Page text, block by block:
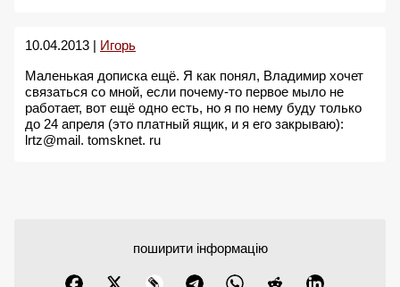
10.04.2013 | Игорь
Маленькая дописка ещё. Я как понял, Владимир хочет
связаться со мной, если почему-то первое мыло не
работает, вот ещё одно есть, но я по нему буду только
до 24 апреля (это платный ящик, и я его закрываю):
lrtz@mail. tomsknet. ru
поширити інформацію